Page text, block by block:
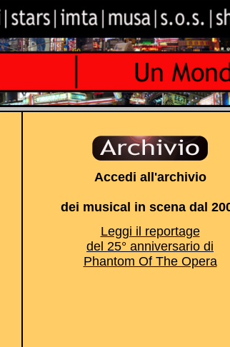
Accedi all'archivio
dei musical in scena dal
Leggi il reportage
del 25° anniversario di
Phantom Of The Opera